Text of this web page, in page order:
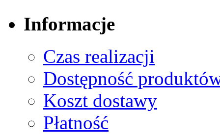
Informacje
Czas realizacji
Dostępność
Koszt dostawy
Płatność